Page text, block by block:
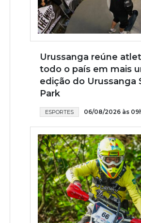
Urussanga reúne
todo o país em mais
edição do Urussanga
Park
ESPORTES 06/08/2026 às